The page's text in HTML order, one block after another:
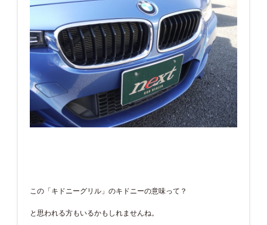
この「キドニーグリル」のキドニーの意味って？
と思われる方もいるかもしれませんね。